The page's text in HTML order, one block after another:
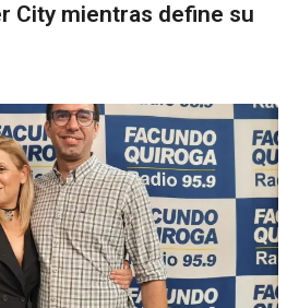
City mientras define su